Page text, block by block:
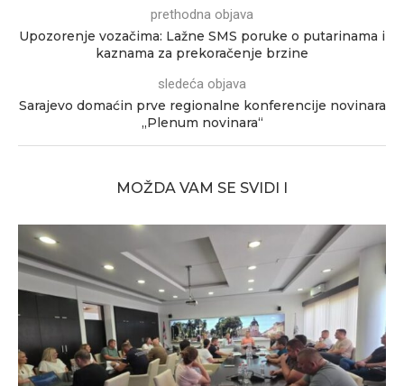
prethodna objava
Upozorenje vozačima: Lažne SMS poruke o putarinama i
kaznama za prekoračenje brzine
sledeća objava
Sarajevo domaćin prve regionalne konferencije novinara
„Plenum novinara“
MOŽDA VAM SE SVIDI I